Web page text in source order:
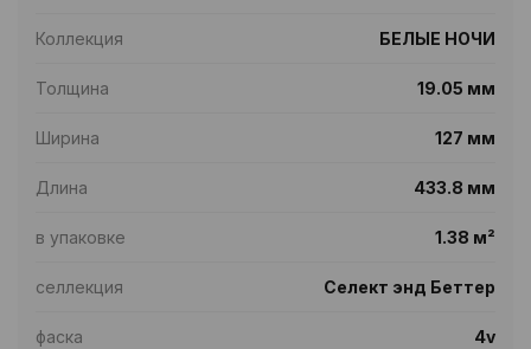
Коллекция БЕЛЫЕ НОЧИ
Толщина 19.05 мм
Ширина 127 мм
Длина 433.8 мм
в упаковке 1.38 м²
селлекция Селект энд Беттер
фаска 4v